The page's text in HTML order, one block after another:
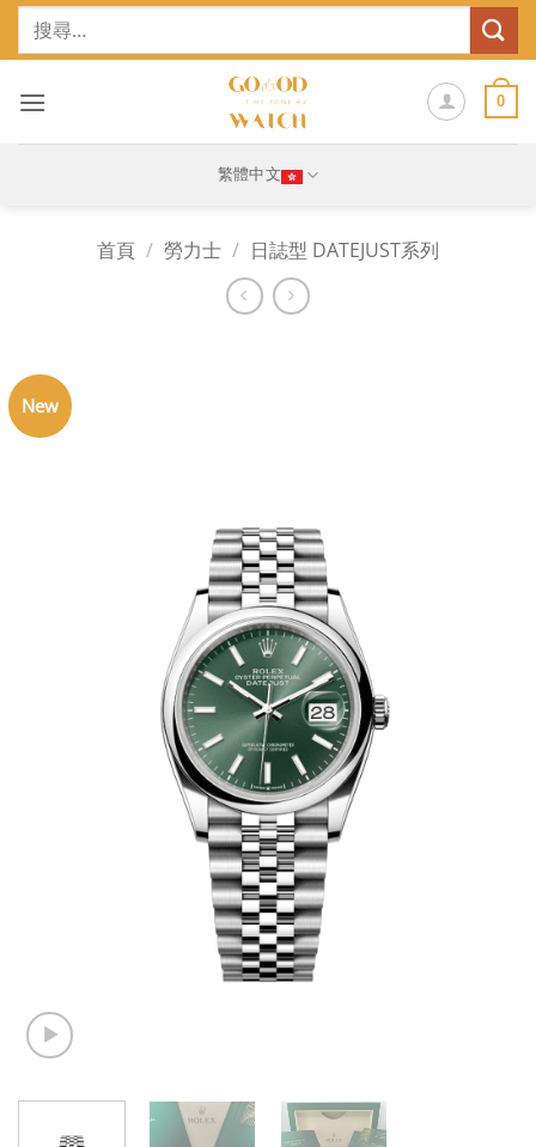
Skip
鍵
0
繁體中文
首頁 / 勞力士 / 日誌型 DATEJUST系列
New